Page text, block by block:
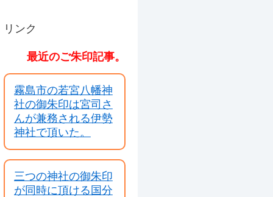
リンク
最近のご朱印記事。
霧島市の若宮八幡神
社の御朱印は宮司さ
んが兼務される伊勢
神社で頂いた。
三つの神社の御朱印
が同時に頂ける国分